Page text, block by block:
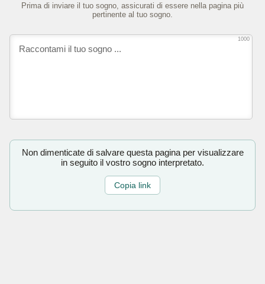
Prima di inviare il tuo sogno, assicurati di essere nella pagina più
pertinente al tuo sogno.
1000
Non dimenticate di salvare questa pagina per visualizzare
in seguito il vostro sogno interpretato.
Copia link